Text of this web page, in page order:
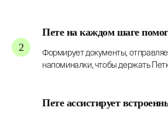
Пете на каждом шаге
Формирует документы,
напоминалки, чтобы держать
Пете ассистирует